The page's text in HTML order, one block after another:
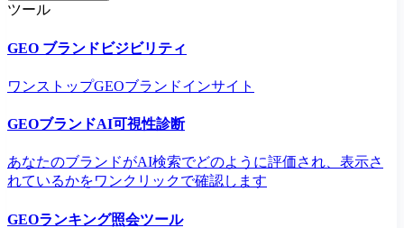
ツール
GEO ブランドビジビリティ
ワンストップGEOブランドインサイト
GEOブランドAI可視性診断
あなたのブランドがAI検索でどのように評価され、表示さ
れているかをワンクリックで確認します
GEOランキング照会ツール